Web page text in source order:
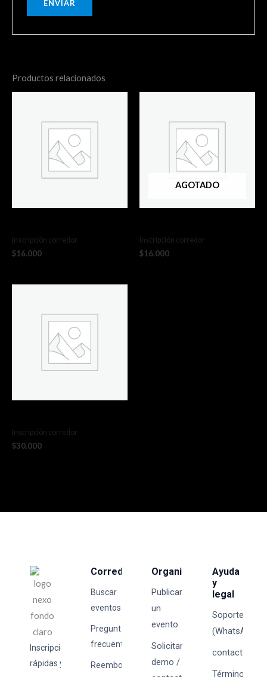
Productos relacionados
Inscripción corredor
$16.000
AGOTADO
Inscripción corredor
$16.000
Inscripción corredor
$30.000
Inscripciones
rápidas y
Corredores
Buscar
eventos
Preguntas
frecuentes
Reembolsos
Organizadores
Publicar
un
evento
Solicitar
demo /
Ayuda
y
legal
Soporte
(WhatsApp)
Términos y